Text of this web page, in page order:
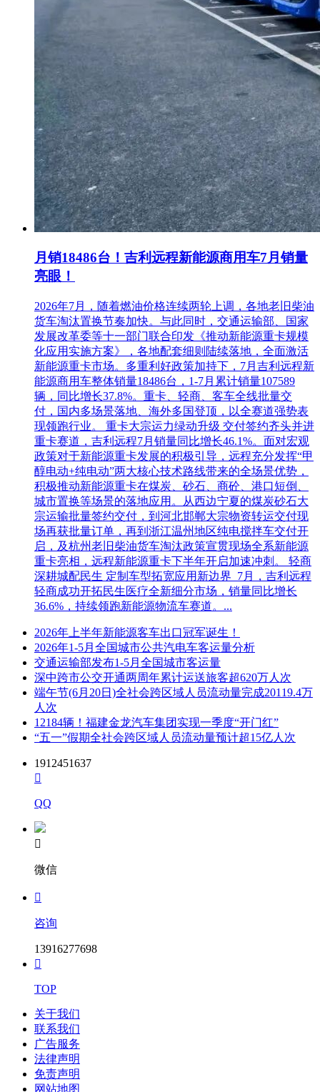
月销18486台！吉利远程新能源商用车7月销量
亮眼！
2026年7月，随着燃油价格连续两轮上调，各地老旧柴油
货车淘汰置换节奏加快。与此同时，交通运输部、国家
发展改革委等十一部门联合印发《推动新能源重卡规模
化应用实施方案》，各地配套细则陆续落地，全面激活
新能源重卡市场。多重利好政策加持下，7月吉利远程新
能源商用车整体销量18486台，1-7月累计销量107589
辆，同比增长37.8%。重卡、轻商、客车全线批量交
付，国内多场景落地、海外多国登顶，以全赛道强势表
现领跑行业。 重卡大宗运力绿动升级 交付签约齐头并进
重卡赛道，吉利远程7月销量同比增长46.1%。面对宏观
政策对于新能源重卡发展的积极引导，远程充分发挥“甲
醇电动+纯电动”两大核心技术路线带来的全场景优势，
积极推动新能源重卡在煤炭、砂石、商砼、港口短倒、
城市置换等场景的落地应用。从西边宁夏的煤炭砂石大
宗运输批量签约交付，到河北邯郸大宗物资转运交付现
场再获批量订单，再到浙江温州地区纯电搅拌车交付开
启，及杭州老旧柴油货车淘汰政策宣贯现场全系新能源
重卡亮相，远程新能源重卡下半年开启加速冲刺。 轻商
深耕城配民生 定制车型拓宽应用新边界 7月，吉利远程
轻商成功开拓民生医疗全新细分市场，销量同比增长
36.6%，持续领跑新能源物流车赛道。...
2026年上半年新能源客车出口冠军诞生！
2026年1-5月全国城市公共汽电车客运量分析
交通运输部发布1-5月全国城市客运量
深中跨市公交开通两周年累计运送旅客超620万人次
端午节(6月20日)全社会跨区域人员流动量完成20119.4万
人次
12184辆！福建金龙汽车集团实现一季度“开门红”
“五一”假期全社会跨区域人员流动量预计超15亿人次
1912451637

QQ

微信

咨询
13916277698

TOP
关于我们
联系我们
广告服务
法律声明
免责声明
网站地图